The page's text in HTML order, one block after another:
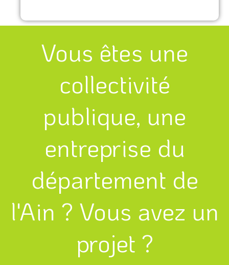
Vous êtes une
collectivité
publique, une
entreprise du
département de
l'Ain ? Vous avez un
projet ?